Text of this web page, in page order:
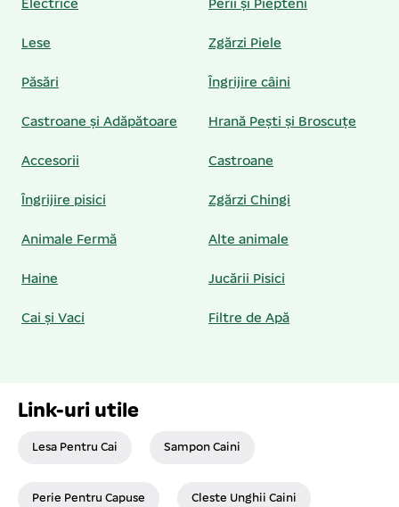
Electrice Perii și Piepteni
Lese Zgărzi Piele
Păsări Îngrijire câini
Castroane și Adăpătoare Hrană Pești și Broscuțe
Accesorii Castroane
Îngrijire pisici Zgărzi Chingi
Animale Fermă Alte animale
Haine Jucării Pisici
Cai și Vaci Filtre de Apă
Link-uri utile
Lesa Pentru Cai Sampon Caini
Perie Pentru Capuse Cleste Unghii Caini